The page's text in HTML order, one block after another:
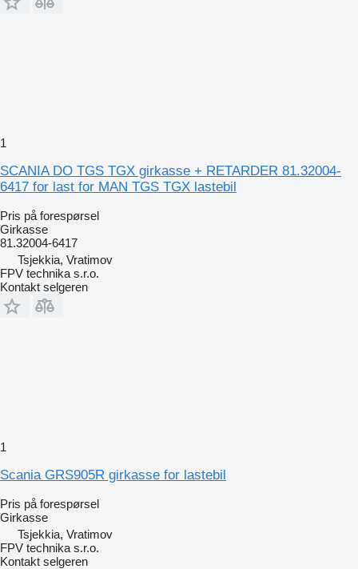
1
SCANIA DO TGS TGX girkasse + RETARDER 81.32004-
6417 for last for MAN TGS TGX lastebil
Pris på forespørsel
Girkasse
81.32004-6417
Tsjekkia, Vratimov
FPV technika s.r.o.
Kontakt selgeren
1
Scania GRS905R girkasse for lastebil
Pris på forespørsel
Girkasse
Tsjekkia, Vratimov
FPV technika s.r.o.
Kontakt selgeren